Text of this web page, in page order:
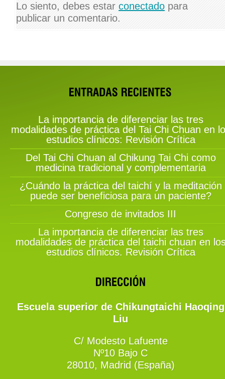
Lo siento, debes estar conectado para
publicar un comentario.
La importancia de diferenciar las tres
modalidades de práctica del Tai Chi Chuan en
estudios clínicos: Revisión Crítica
Del Tai Chi Chuan al Chikung Tai Chi como
medicina tradicional y complementaria
¿Cuándo la práctica del taichí y la meditación
puede ser beneficiosa para un paciente?
Congreso de invitados III
La importancia de diferenciar las tres
modalidades de práctica del taichi chuan en
estudios clínicos. Revisión Crítica
Escuela superior de Chikungtaichi Haoqing
Liu
C/ Modesto Lafuente
Nº10 Bajo C
28010, Madrid (España)